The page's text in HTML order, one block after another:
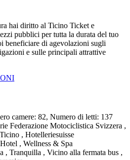
hai diritto al Ticino Ticket e
pubblici per tutta la durata del tuo
beneficiare di agevolazioni sugli
e sulle principali attrattive
camere: 82, Numero di letti: 137
Federazione Motociclistica Svizzera ,
, Hotelleriesuisse
, Wellness & Spa
, Tranquilla , Vicino alla fermata bus ,